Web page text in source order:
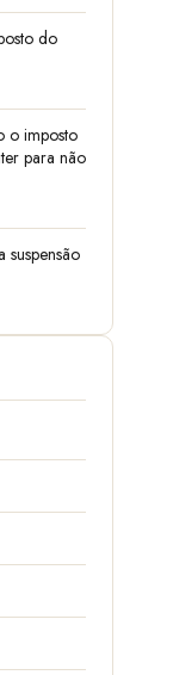
do
o imposto
para não